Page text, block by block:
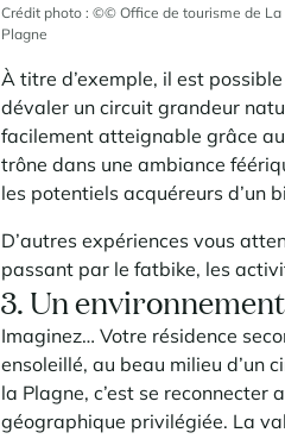
Crédit photo : ©© Office de tourisme de La
Plagne
À titre d’exemple, il est
dévaler un circuit grandeur
facilement atteignable grâce
trône dans une ambiance
les potentiels acquéreurs d’un
D’autres expériences vous
passant par le fatbike, les
3. Un
Imaginez… Votre résidence
ensoleillé, au beau milieu d’un
la Plagne, c’est se
géographique privilégiée. La